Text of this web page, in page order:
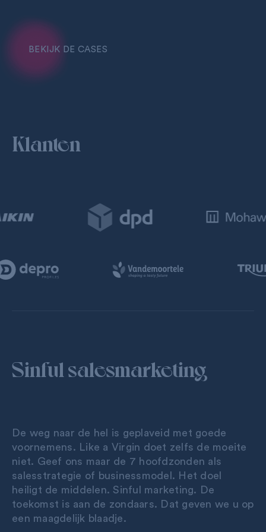
BEKIJK DE CASES
Klanten
Sinful salesmarketing
De weg naar de hel is geplaveid met goede
voornemens. Like a Virgin doet zelfs de moeite
niet. Geef ons maar de 7 hoofdzonden als
salesstrategie of businessmodel. Het doel
heiligt de middelen. Sinful marketing. De
toekomst is aan de zondaars. Dat geven we u op
een maagdelijk blaadje.